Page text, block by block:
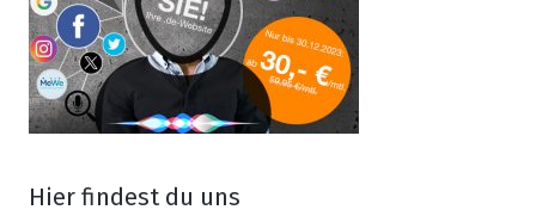
Hier findest du uns